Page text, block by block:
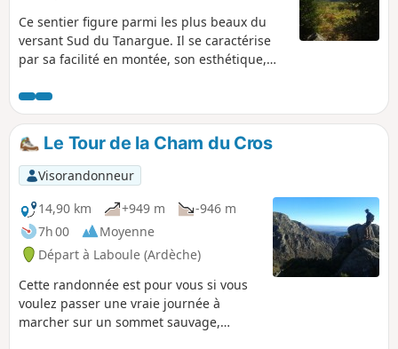
Ce sentier figure parmi les plus beaux du
versant Sud du Tanargue. Il se caractérise
par sa facilité en montée, son esthétique,
de son tracé. Une nouvelle belle journée de
marche sur le troisième sommet des
Cévennes (1548m).On reste en fond de vallée
la première moitié de la matinée puis
ensuite on grimpe sur le versant sud du
Méjean, on profite de la vue sur le Mont
Gerbier de Jonc, le Mont Blanc, le Vercors, le
Ventoux et les Gorges de l'Ardeche.
Le Tour de la Cham du Cros
Visorandonneur
14,90 km
+949 m
-946 m
7h 00
Moyenne
Départ à Laboule (Ardèche)
Cette randonnée est pour vous si vous
voulez passer une vraie journée à
marcher sur un sommet sauvage,